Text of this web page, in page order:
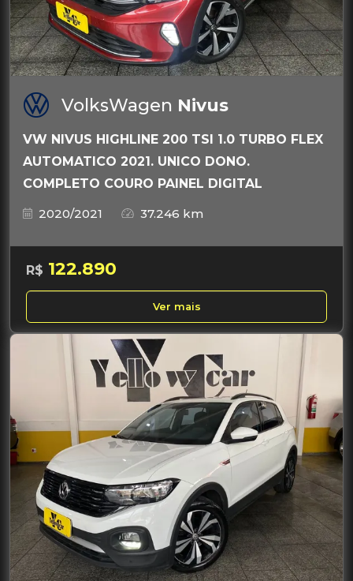
VolksWagen Nivus
VW NIVUS HIGHLINE 200 TSI 1.0 TURBO FLEX
AUTOMATICO 2021. UNICO DONO.
COMPLETO COURO PAINEL DIGITAL
2020/2021
37.246 km
R$ 122.890
Ver mais